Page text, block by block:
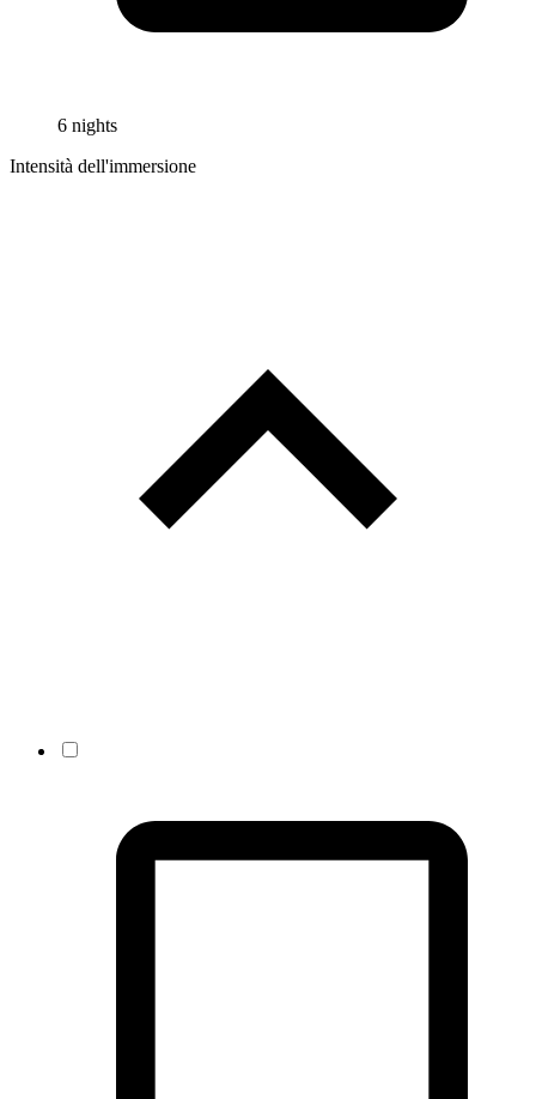
6 nights
Intensità dell'immersione